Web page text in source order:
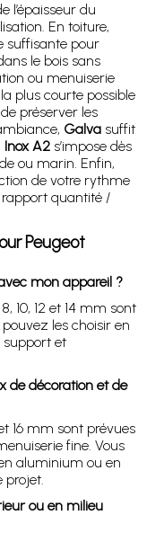
l’épaisseur du
En toiture,
suffisante pour
le bois sans
ou menuiserie
plus courte possible
préserver les
Galva suffit
Inox A2 s’impose dès
ou marin. Enfin,
de votre rythme
rapport quantité /
Peugeot
mon appareil ?
10, 12 et 14 mm sont
les choisir en
support et
de décoration et de
16 mm sont prévues
fine. Vous
aluminium ou en
projet.
ou en milieu